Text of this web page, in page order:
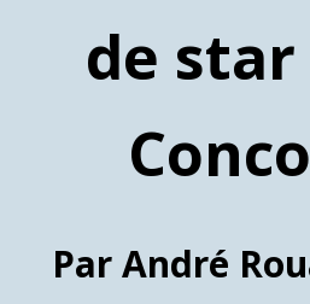
de
Par André